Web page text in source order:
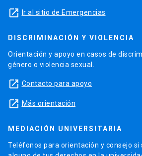
launch Ir al sitio de Emergencias
DISCRIMINACIÓN Y VIOLENCIA
Orientación y apoyo en casos de
género o violencia sexual.
launch Contacto para apoyo
launch Más orientación
MEDIACIÓN UNIVERSITARIA
Teléfonos para orientación y consejo si